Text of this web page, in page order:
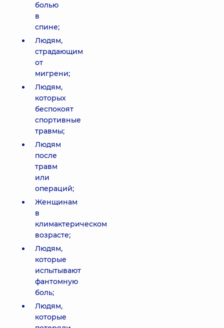
болью
в
спине;
Людям,
страдающим
от
мигрени;
Людям,
которых
беспокоят
спортивные
травмы;
Людям
после
травм
или
операций;
Женщинам
в
климактерическом
возрасте;
Людям,
которые
испытывают
фантомную
боль;
Людям,
которые